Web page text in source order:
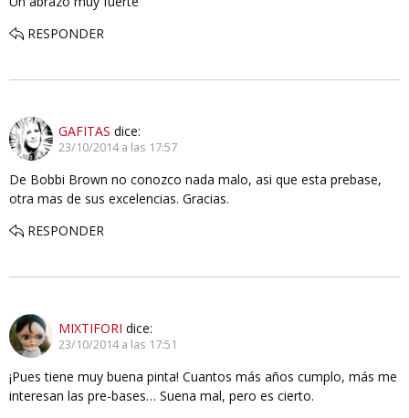
RESPONDER
GAFITAS dice:
23/10/2014 a las 17:57
De Bobbi Brown no conozco nada malo, asi que esta prebase,
otra mas de sus excelencias. Gracias.
RESPONDER
MIXTIFORI dice:
23/10/2014 a las 17:51
¡Pues tiene muy buena pinta! Cuantos más años cumplo, más me
interesan las pre-bases… Suena mal, pero es cierto.